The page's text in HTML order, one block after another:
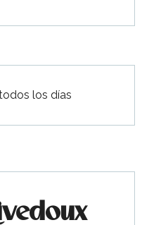
los días